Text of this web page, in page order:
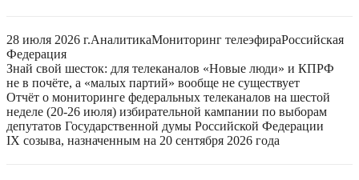
28 июля 2026 г.АналитикаМониторинг телеэфираРоссийская
Федерация
Знай свой шесток: для телеканалов «Новые люди» и КПРФ
не в почёте, а «малых партий» вообще не существует
Отчёт о мониторинге федеральных телеканалов на шестой
неделе (20-26 июля) избирательной кампании по выборам
депутатов Государственной думы Российской Федерации
IX созыва, назначенным на 20 сентября 2026 года